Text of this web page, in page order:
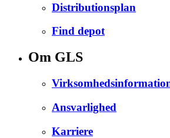
Distributionsplan
Find depot
Om GLS
Ansvarlighed
Karriere